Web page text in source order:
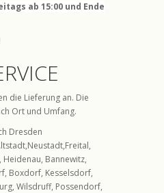
ab 15:00 und Ende
die Lieferung an. Die
Ort und Umfang.
Dresden
Bannewitz,
Boxdorf, Kesselsdorf,
Wilsdruff, Possendorf,